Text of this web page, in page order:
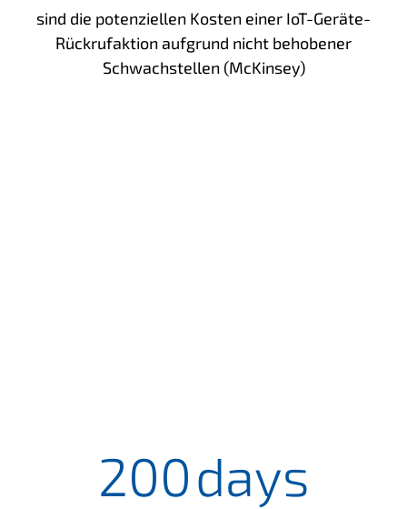
sind die potenziellen Kosten einer IoT-Geräte-
Rückrufaktion aufgrund nicht behobener
Schwachstellen (McKinsey)
200days